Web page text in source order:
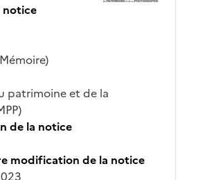
notice
patrimoine et de la
de la notice
modification de la notice